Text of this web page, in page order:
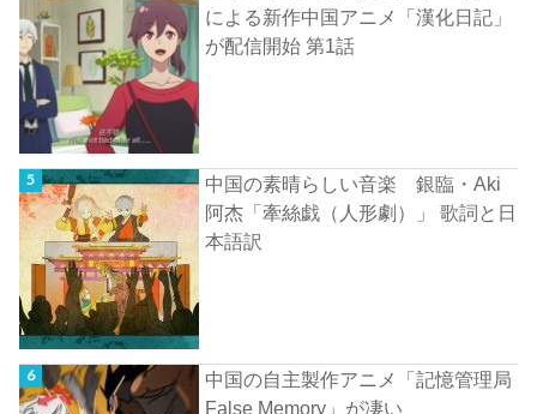
による新作中国アニメ「漢化日記」
が配信開始 第1話
中国の素晴らしい音楽 銀臨・Aki
阿杰「牽絲戯（人形劇）」 歌詞と日
本語訳
中国の自主製作アニメ「記憶管理局
False Memory」が凄い